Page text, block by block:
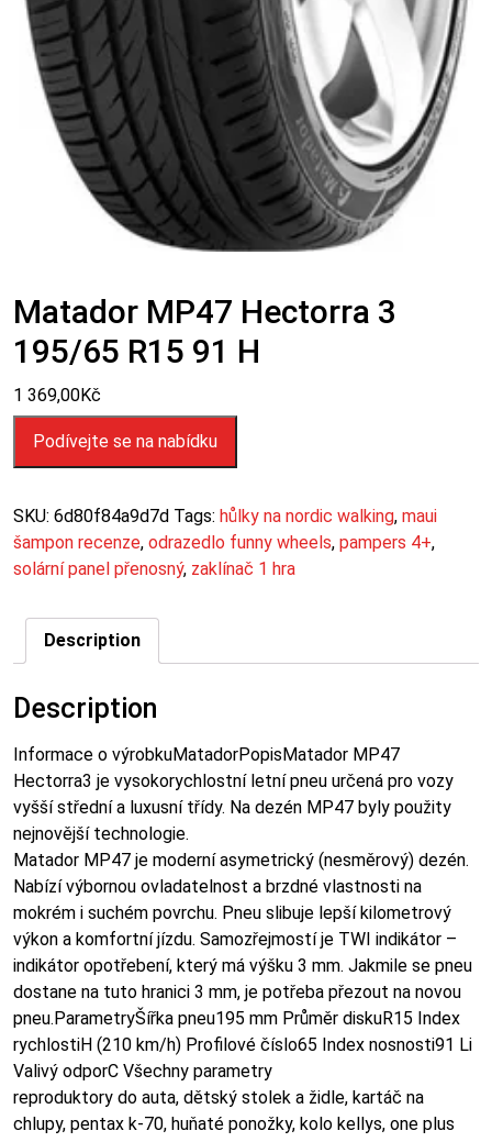
Matador MP47 Hectorra 3
195/65 R15 91 H
1 369,00Kč
Podívejte se na nabídku
SKU: 6d80f84a9d7d Tags: hůlky na nordic walking, maui
šampon recenze, odrazedlo funny wheels, pampers 4+,
solární panel přenosný, zaklínač 1 hra
Description
Description
Informace o výrobkuMatadorPopisMatador MP47
Hectorra3 je vysokorychlostní letní pneu určená pro vozy
vyšší střední a luxusní třídy. Na dezén MP47 byly použity
nejnovější technologie.
Matador MP47 je moderní asymetrický (nesměrový) dezén.
Nabízí výbornou ovladatelnost a brzdné vlastnosti na
mokrém i suchém povrchu. Pneu slibuje lepší kilometrový
výkon a komfortní jízdu. Samozřejmostí je TWI indikátor –
indikátor opotřebení, který má výšku 3 mm. Jakmile se pneu
dostane na tuto hranici 3 mm, je potřeba přezout na novou
pneu.ParametryŠířka pneu195 mm Průměr diskuR15 Index
rychlostiH (210 km/h) Profilové číslo65 Index nosnosti91 Li
Valivý odporC Všechny parametry
reproduktory do auta, dětský stolek a židle, kartáč na
chlupy, pentax k-70, huňaté ponožky, kolo kellys, one plus